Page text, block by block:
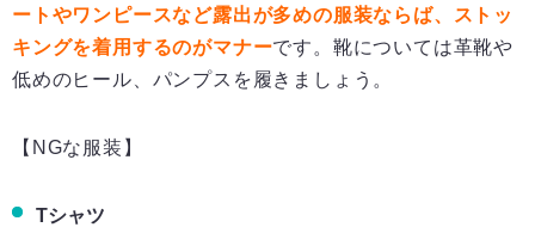
ートやワンピースなど露出が多めの服装ならば、ストッ
キングを着用するのがマナーです。靴については革靴や
低めのヒール、パンプスを履きましょう。
【NGな服装】
Tシャツ